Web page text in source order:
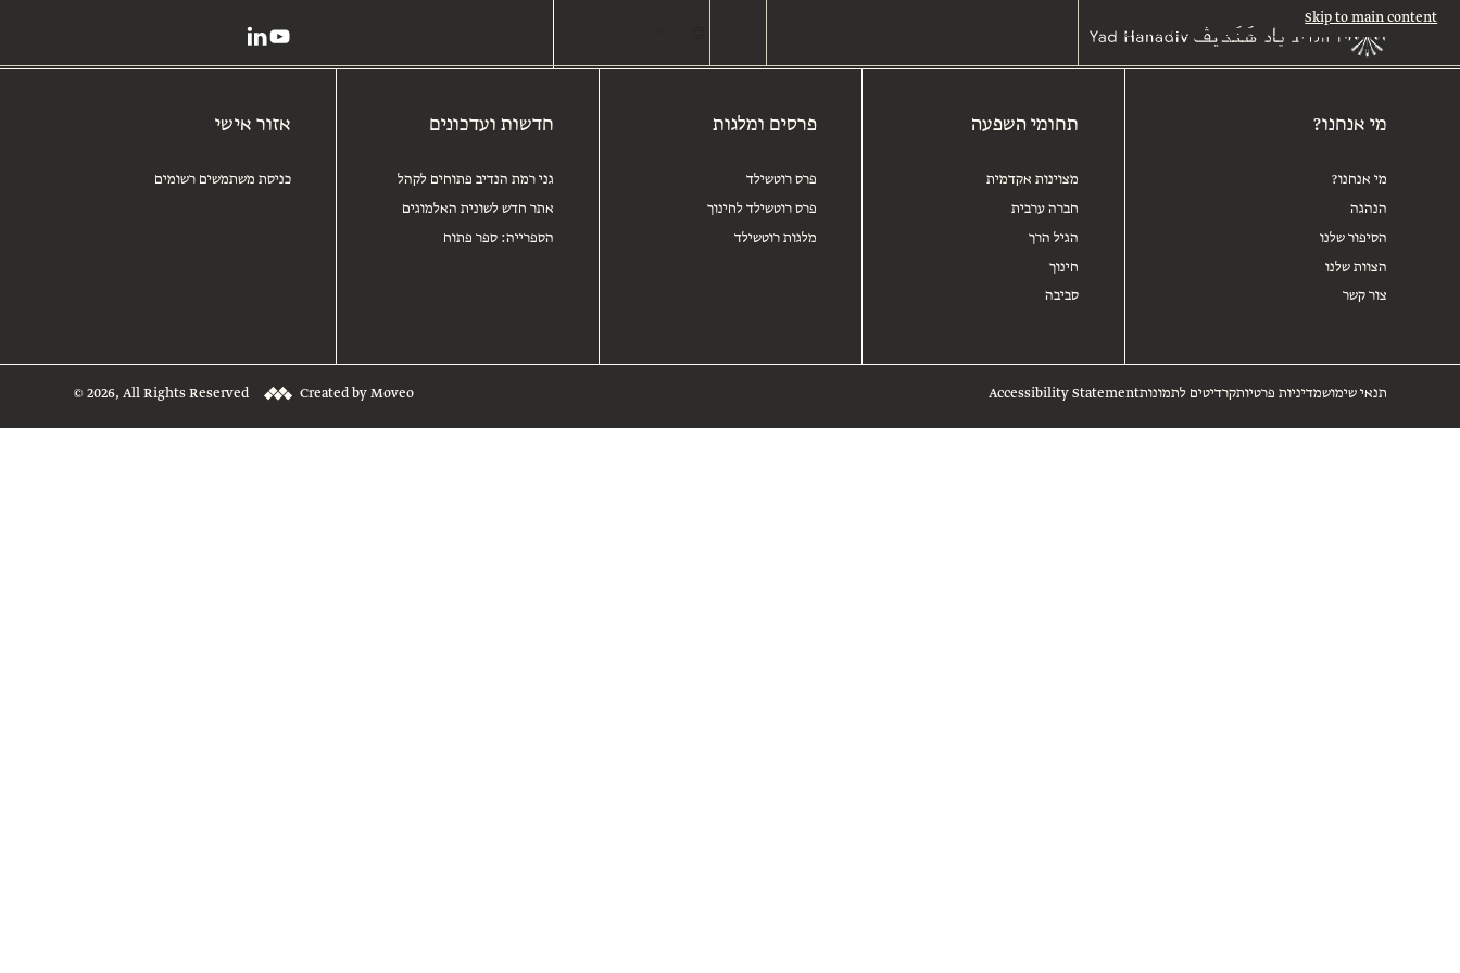
Skip to main content
מי אנחנו?
מי אנחנו?
הנהגה
הסיפור שלנו
הצוות שלנו
צור קשר
תחומי השפעה
מצוינות אקדמית
חברה ערבית
הגיל הרך
חינוך
סביבה
פרסים ומלגות
פרס רוטשילד
פרס רוטשילד לחינוך
מלגות רוטשילד
חדשות ועדכונים
גני רמת הנדיב פתוחים לקהל
אתר חדש לשונית האלמוגים
הספרייה: ספר פתוח
אזור אישי
כניסת משתמשים רשומים
תנאי שימושמדיניות פרטיותקרדיטים לתמונותAccessibility Statement
© 2026, All Rights Reserved Created by Moveo